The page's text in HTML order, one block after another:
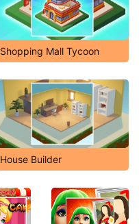
Shopping Mall Tycoon
House Builder